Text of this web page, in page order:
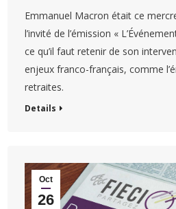
Emmanuel Macron était ce
l’invité de l’émission «
ce qu’il faut retenir de son
enjeux franco-français, comme
retraites.
Details
Oct
26